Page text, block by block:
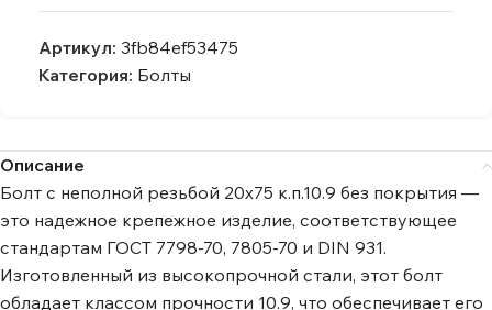
Артикул: 3fb84ef53475
Категория: Болты
Описание
Болт с неполной резьбой 20х75 к.п.10.9 без покрытия —
это надежное крепежное изделие, соответствующее
стандартам ГОСТ 7798-70, 7805-70 и DIN 931.
Изготовленный из высокопрочной стали, этот болт
обладает классом прочности 10.9, что обеспечивает его